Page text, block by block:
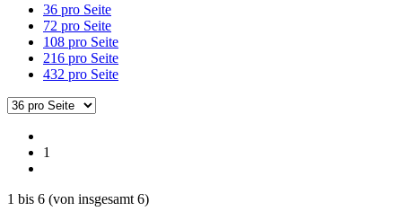
36 pro Seite
72 pro Seite
108 pro Seite
216 pro Seite
432 pro Seite
1
1 bis 6 (von insgesamt 6)